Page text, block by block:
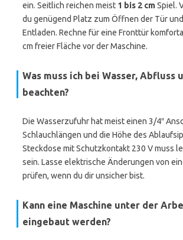
ein. Seitlich reichen meist 1 bis 2 cmSpiel.
du genügend Platz zum Öffnen der Tür
Entladen. Rechne für eine Fronttür
cm freier Fläche vor der Maschine.
Was muss ich bei Wasser, Abfluss
beachten?
Die Wasserzufuhr hat meist einen 3/4″
Schlauchlängen und die Höhe des
Steckdose mit Schutzkontakt 230 V muss
sein. Lasse elektrische Änderungen von
prüfen, wenn du dir unsicher bist.
Kann eine Maschine unter der
eingebaut werden?